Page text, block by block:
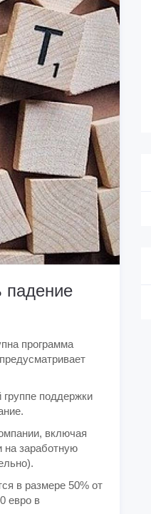
падение
программа
поддержки
включая
на заработную
в размере 50% от
евро в